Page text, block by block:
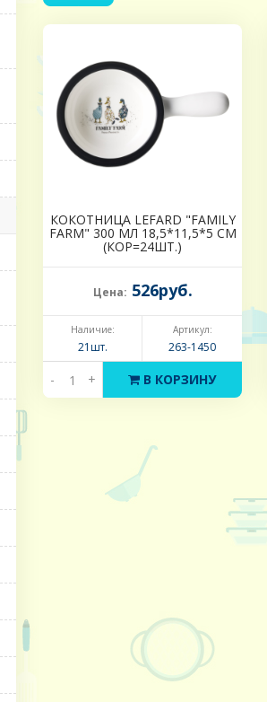
КОКОТНИЦА LEFARD "FAMILY
FARM" 300 МЛ 18,5*11,5*5 СМ
(КОР=24ШТ.)
Цена: 526руб.
Наличие:
21шт.
Артикул:
263-1450
- + В КОРЗИНУ